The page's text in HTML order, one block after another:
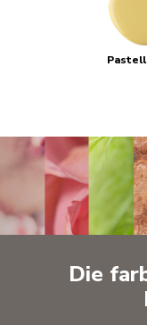
Die